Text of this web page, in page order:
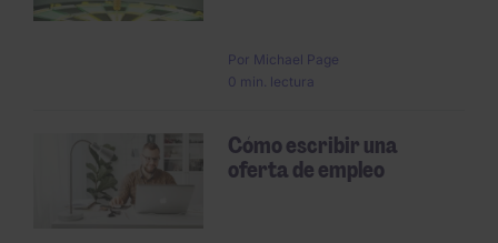
Por Michael Page
0 min. lectura
Cómo escribir una
oferta de empleo